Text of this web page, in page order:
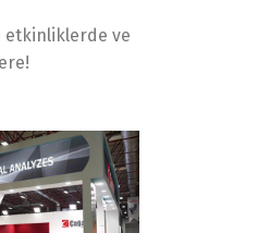
etkinliklerde ve